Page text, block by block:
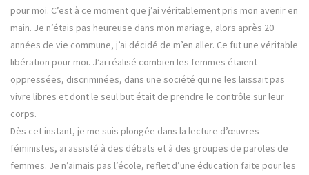
pour moi. C’est à ce moment que j’ai véritablement pris mon avenir en
main. Je n’étais pas heureuse dans mon mariage, alors après 20
années de vie commune, j’ai décidé de m’en aller. Ce fut une véritable
libération pour moi. J’ai réalisé combien les femmes étaient
oppressées, discriminées, dans une société qui ne les laissait pas
vivre libres et dont le seul but était de prendre le contrôle sur leur
corps.
Dès cet instant, je me suis plongée dans la lecture d’œuvres
féministes, ai assisté à des débats et à des groupes de paroles de
femmes. Je n’aimais pas l’école, reflet d’une éducation faite pour les